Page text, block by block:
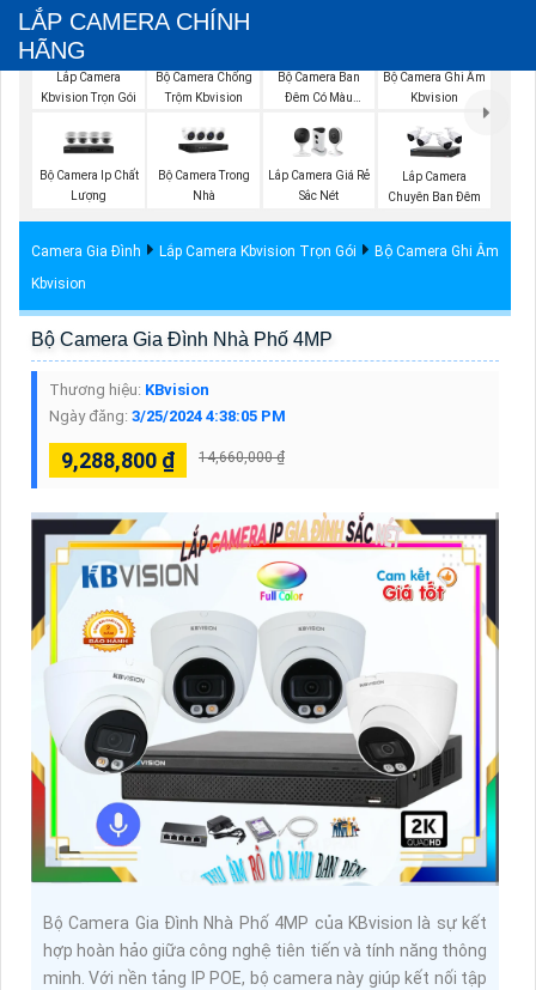
LẮP CAMERA CHÍNH
HÃNG
Lắp Camera
Kbvision Trọn Gói
Bộ Camera Chống
Trộm Kbvision
Bộ Camera Ban
Đêm Có Màu
Bộ Camera Ghi Âm
Kbvision
Bộ Camera Ip Chất
Lượng
Bộ Camera Trong
Nhà
Lắp Camera Giá Rẻ
Sắc Nét
Lắp Camera
Chuyên Ban Đêm
Camera Gia Đình Lắp Camera Kbvision Trọn Gói
Bộ Camera Ghi Âm
Kbvision
Bộ Camera Gia Đình Nhà Phố 4MP
Thương hiệu: KBvision
Ngày đăng: 3/25/2024 4:38:05 PM
9,288,800 ₫ 14,660,000 ₫
Bộ Camera Gia Đình Nhà Phố 4MP của KBvision là sự kết
hợp hoàn hảo giữa công nghệ tiên tiến và tính năng thông
minh. Với nền tảng IP POE, bộ camera này giúp kết nối tập